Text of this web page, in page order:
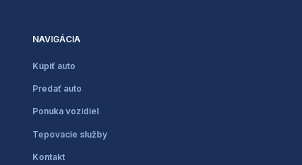
NAVIGÁCIA
Kúpiť auto
Predať auto
Ponuka vozidiel
Tepovacie služby
Kontakt